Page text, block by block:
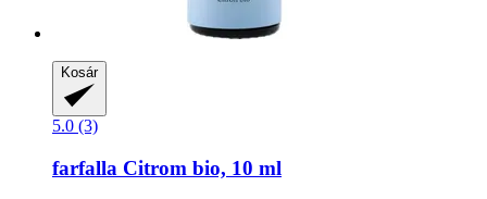
Kosár
5.0 (3)
farfalla Citrom bio, 10 ml